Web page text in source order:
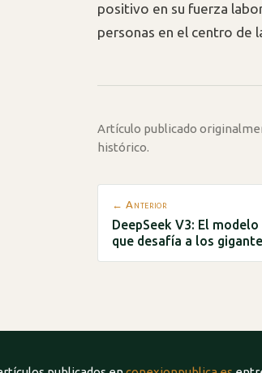
positivo en su fuerza
personas en el centro de
Artículo publicado
histórico.
← Anterior
DeepSeek V3: El
que desafía a los